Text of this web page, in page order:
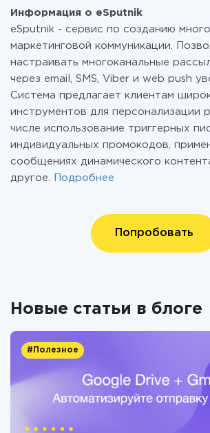
Информация о eSputnik
eSputnik - сервис по созданию
маркетинговой коммуникации.
настраивать многоканальные
через email, SMS, Viber и web push
Система предлагает клиентам
инструментов для персонализации
числе использование триггерных
индивидуальных промокодов,
сообщениях динамического
другое.
Подробнее
Попробовать
Новые статьи в блоге
#Полезное